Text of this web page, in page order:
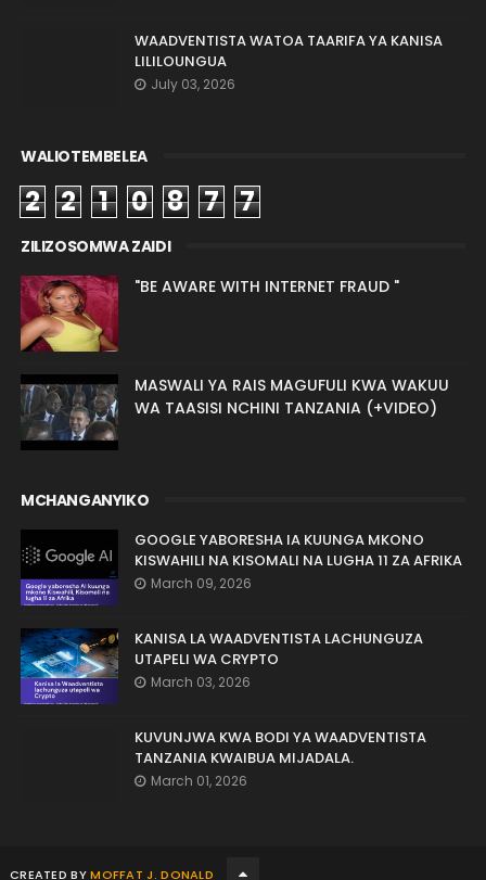
WAADVENTISTA WATOA TAARIFA YA KANISA
LILILOUNGUA
July 03, 2026
WALIOTEMBELEA
2 2 1 0 8 7 7
ZILIZOSOMWA ZAIDI
"BE AWARE WITH INTERNET FRAUD "
MASWALI YA RAIS MAGUFULI KWA WAKUU
WA TAASISI NCHINI TANZANIA (+VIDEO)
MCHANGANYIKO
GOOGLE YABORESHA IA KUUNGA MKONO
KISWAHILI NA KISOMALI NA LUGHA 11 ZA AFRIKA
March 09, 2026
KANISA LA WAADVENTISTA LACHUNGUZA
UTAPELI WA CRYPTO
March 03, 2026
KUVUNJWA KWA BODI YA WAADVENTISTA
TANZANIA KWAIBUA MIJADALA.
March 01, 2026
CREATED BYMOFFAT J. DONALD